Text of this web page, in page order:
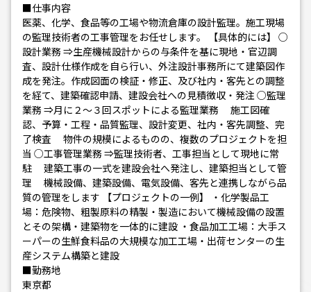
■仕事内容
医薬、化学、食品等の工場や物流倉庫の設計監理。施工現場
の監理技術者の工事管理をお任せします。 【具体的には】 ○
設計業務 ⇒生産機械設計からの与条件を基に現地・官辺調
査、設計仕様作成を自ら行い、外注設計事務所にて建築図作
成を発注。作成図面の検証・修正、及び社内・客先との調整
を経て、建築確認申請、建設会社への見積徴収・発注 ○監理
業務 ⇒月に２～３回スポットによる監理業務 施工図確
認、予算・工程・品質監理、設計変更、社内・客先調整、完
了検査 物件の規模によるものの、複数のプロジェクトを担
当 ○工事管理業務 ⇒監理技術者、工事担当として現地に常
駐 建築工事の一式を建設会社へ発注し、建築担当として管
理 機械設備、建築設備、電気設備、客先と連携しながら品
質の管理をします 【プロジェクトの一例】 ・化学製品工
場：危険物、粗製原料の精製・製造において機械設備の設置
とその架構・建築物を一体的に建設 ・食品加工工場：大手ス
ーパーの生鮮食料品の大規模な加工工場・出荷センターの生
産システム構築と建設
■勤務地
東京都